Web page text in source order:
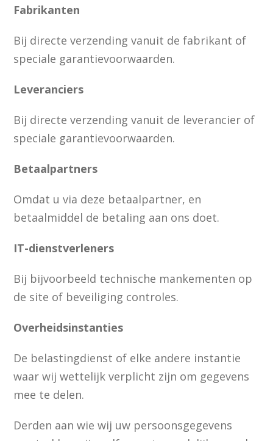
Fabrikanten
Bij directe verzending vanuit de fabrikant of
speciale garantievoorwaarden.
Leveranciers
Bij directe verzending vanuit de leverancier of
speciale garantievoorwaarden.
Betaalpartners
Omdat u via deze betaalpartner, en
betaalmiddel de betaling aan ons doet.
IT-dienstverleners
Bij bijvoorbeeld technische mankementen op
de site of beveiliging controles.
Overheidsinstanties
De belastingdienst of elke andere instantie
waar wij wettelijk verplicht zijn om gegevens
mee te delen.
Derden aan wie wij uw persoonsgegevens